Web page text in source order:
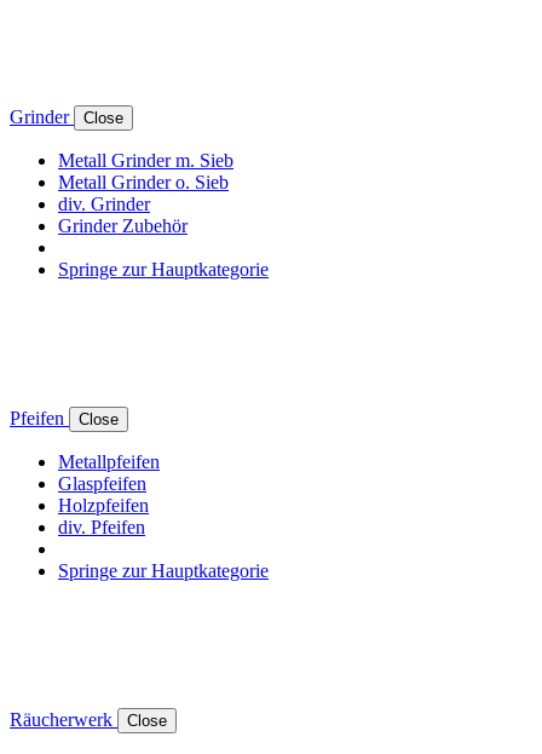
Grinder Close
Metall Grinder m. Sieb
Metall Grinder o. Sieb
div. Grinder
Grinder Zubehör
Springe zur Hauptkategorie
Pfeifen Close
Metallpfeifen
Glaspfeifen
Holzpfeifen
div. Pfeifen
Springe zur Hauptkategorie
Räucherwerk Close